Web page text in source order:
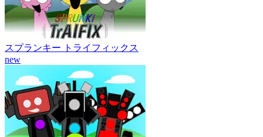
スプランキー トライフィックス
new